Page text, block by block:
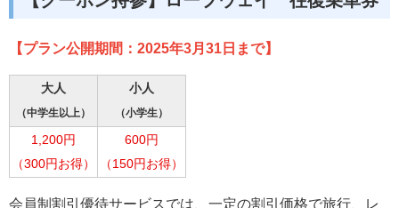
【プラン公開期間：2025年3月31日まで】
大人
（中学生以上）
小人
（小学生）
1,200円
（300円お得）
600円
（150円お得）
会員制割引優待サービスでは、一定の割引価格で旅行、レ